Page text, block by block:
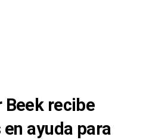
Beek recibe
ayuda para